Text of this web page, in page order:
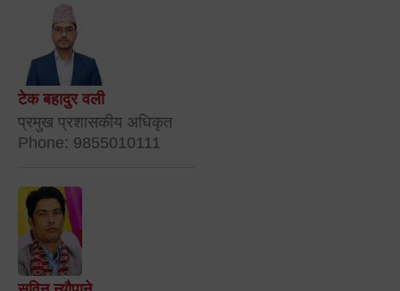
टेक बहादुर वली
प्रमुख प्रशासकीय अधिकृत
Phone: 9855010111